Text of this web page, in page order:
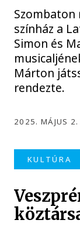
színház a
Simon és
Márton
rendezte.
2025. MÁJUS
KULTÚRA